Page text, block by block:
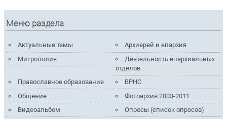
Меню раздела
Актуальные темы
Архиерей и епархия
Митрополия
Деятельность епархиальных
отделов
Православное образование
ВРНС
Общение
Фотоархив 2003-2011
Видеоальбом
Опросы (список опросов)